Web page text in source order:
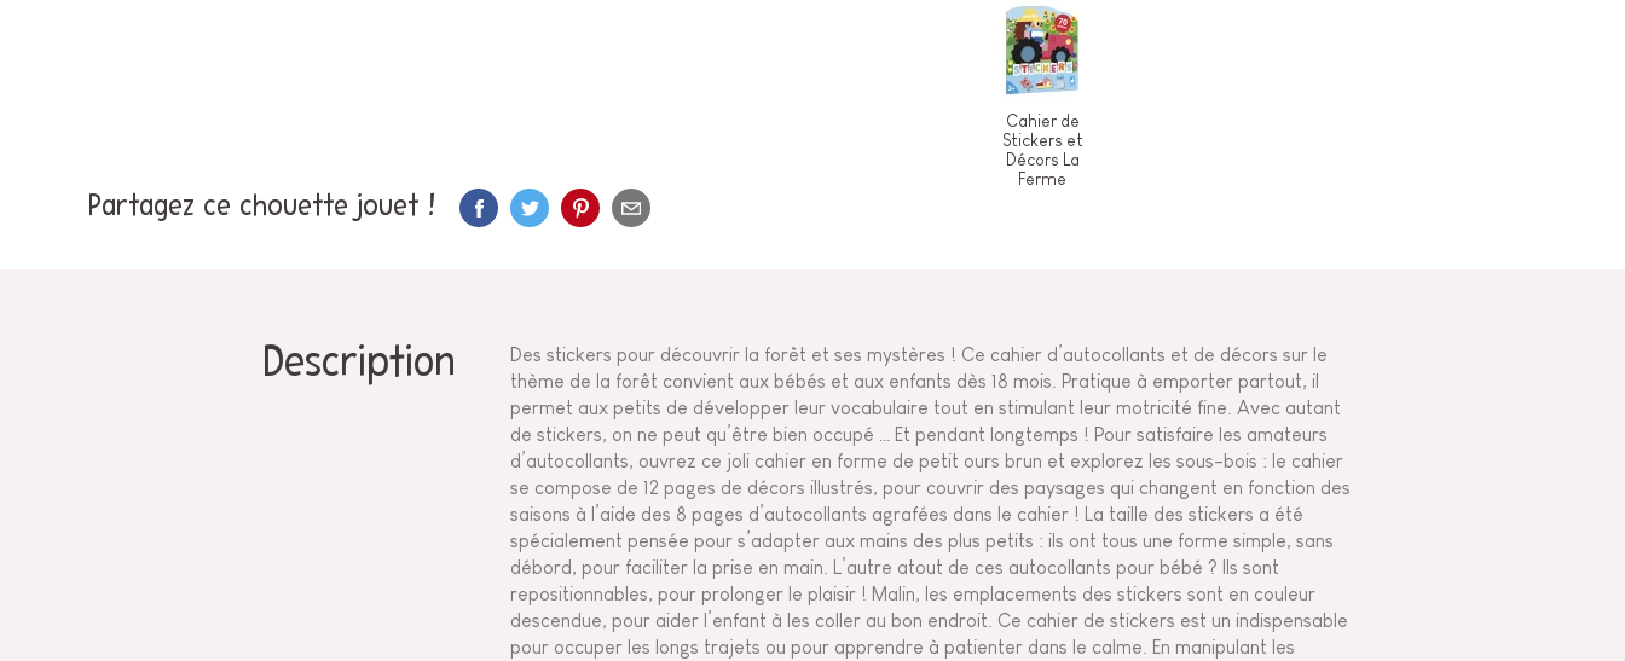
Cahier de
Stickers et
Décors La
Ferme
Partagez ce chouette jouet !
Description
Des stickers pour découvrir la forêt et ses mystères ! Ce cahier d’autocollants et de décors sur le
thème de la forêt convient aux bébés et aux enfants dès 18 mois. Pratique à emporter partout, il
permet aux petits de développer leur vocabulaire tout en stimulant leur motricité fine. Avec autant
de stickers, on ne peut qu’être bien occupé … Et pendant longtemps ! Pour satisfaire les amateurs
d’autocollants, ouvrez ce joli cahier en forme de petit ours brun et explorez les sous-bois : le cahier
se compose de 12 pages de décors illustrés, pour couvrir des paysages qui changent en fonction des
saisons à l’aide des 8 pages d’autocollants agrafées dans le cahier ! La taille des stickers a été
spécialement pensée pour s’adapter aux mains des plus petits : ils ont tous une forme simple, sans
débord, pour faciliter la prise en main. L’autre atout de ces autocollants pour bébé ? Ils sont
repositionnables, pour prolonger le plaisir ! Malin, les emplacements des stickers sont en couleur
descendue, pour aider l’enfant à les coller au bon endroit. Ce cahier de stickers est un indispensable
pour occuper les longs trajets ou pour apprendre à patienter dans le calme. En manipulant les